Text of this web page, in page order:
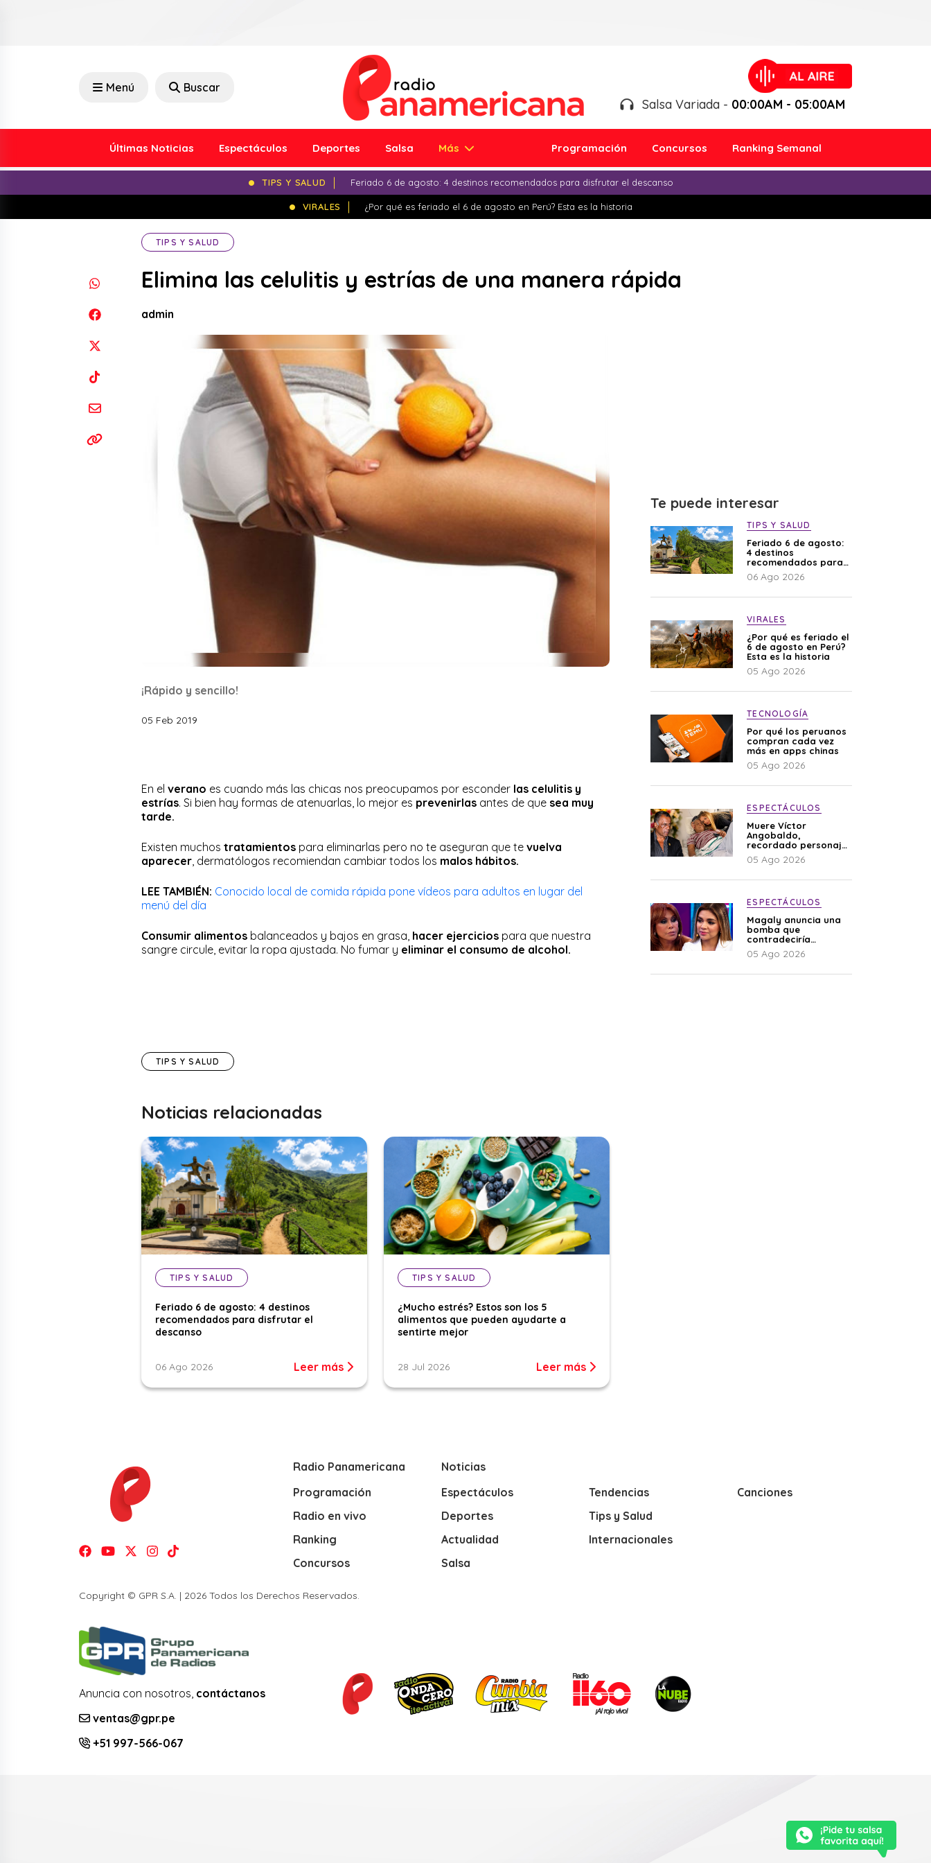
Menú Buscar
Salsa Variada - 00:00AM - 05:00AM
Últimas Noticias Espectáculos Deportes Salsa Más Programación Concursos Ranking Semanal
TIPS Y SALUD Feriado 6 de agosto: 4 destinos recomendados para disfrutar el descanso
VIRALES ¿Por qué es feriado el 6 de agosto en Perú? Esta es la historia
TIPS Y SALUD
Elimina las celulitis y estrías de una manera rápida
admin
¡Rápido y sencillo!
05 Feb 2019
En el verano es cuando más las chicas nos preocupamos por esconder las celulitis y
estrías. Si bien hay formas de atenuarlas, lo mejor es prevenirlas antes de que sea muy
tarde.
Existen muchos tratamientos para eliminarlas pero no te aseguran que te vuelva
aparecer , dermatólogos recomiendan cambiar todos los malos hábitos.
LEE TAMBIÉN: Conocido local de comida rápida pone vídeos para adultos en lugar del
menú del día
Consumir alimentos balanceados y bajos en grasa, hacer ejercicios para que nuestra
sangre circule, evitar la ropa ajustada. No fumar y eliminar el consumo de alcohol.
TIPS Y SALUD
Noticias relacionadas
TIPS Y SALUD
Feriado 6 de agosto: 4 destinos
recomendados para disfrutar el
descanso
06 Ago 2026 Leer más
TIPS Y SALUD
¿Mucho estrés? Estos son los 5
alimentos que pueden ayudarte a
sentirte mejor
28 Jul 2026 Leer más
Te puede interesar
TIPS Y SALUD
Feriado 6 de agosto:
4 destinos
recomendados para
disfrutar el descanso
06 Ago 2026
VIRALES
¿Por qué es feriado el
6 de agosto en Perú?
Esta es la historia
05 Ago 2026
TECNOLOGÍA
Por qué los peruanos
compran cada vez
más en apps chinas
05 Ago 2026
ESPECTÁCULOS
Muere Víctor
Angobaldo,
recordado personaje
de la farándula y
expareja de Shirley
05 Ago 2026
ESPECTÁCULOS
Magaly anuncia una
bomba que
contradeciría
comunicado de La
Bella Luz: “Hay un
05 Ago 2026
Radio Panamericana
Programación
Radio en vivo
Ranking
Concursos
Noticias
Espectáculos
Deportes
Actualidad
Salsa
Tendencias
Tips y Salud
Internacionales
Canciones
Copyright © GPR S.A. | 2026 Todos los Derechos Reservados.
Anuncia con nosotros, contáctanos
ventas@gpr.pe
+51 997-566-067